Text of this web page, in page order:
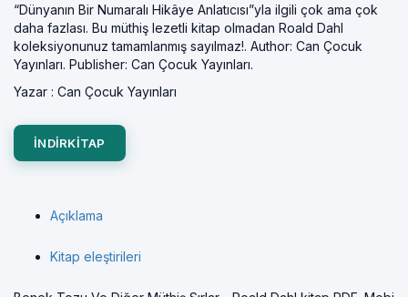
“Dünyanın Bir Numaralı Hikâye Anlatıcısı”yla ilgili çok ama çok
daha fazlası. Bu müthiş lezetli kitap olmadan Roald Dahl
koleksiyonunuz tamamlanmış sayılmaz!. Author: Can Çocuk
Yayınları. Publisher: Can Çocuk Yayınları.
Yazar : Can Çocuk Yayınları
INDIRKITAP
Açıklama
Kitap eleştirileri